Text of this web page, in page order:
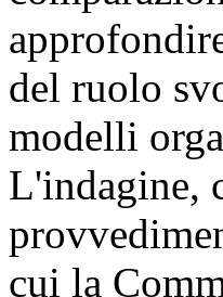
del ruolo
modelli
L'indagine,
cui la